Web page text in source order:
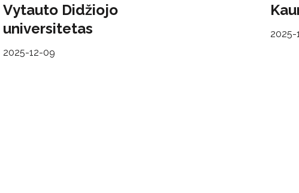
Vytauto Didžiojo
universitetas
2025-12-09
2025-